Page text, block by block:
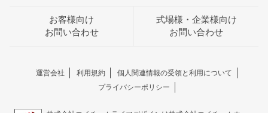
お客様向け
お問い合わせ
式場様・企業様向け
お問い合わせ
運営会社 利用規約
個人関連情報の受領と利用について
プライバシーポリシー